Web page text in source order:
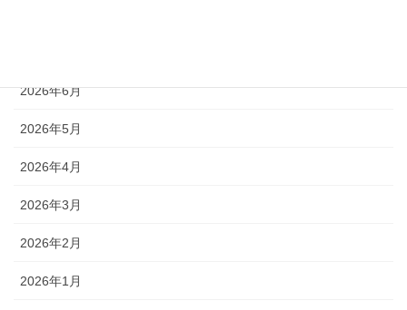
2026年6月
2026年5月
2026年4月
2026年3月
2026年2月
2026年1月